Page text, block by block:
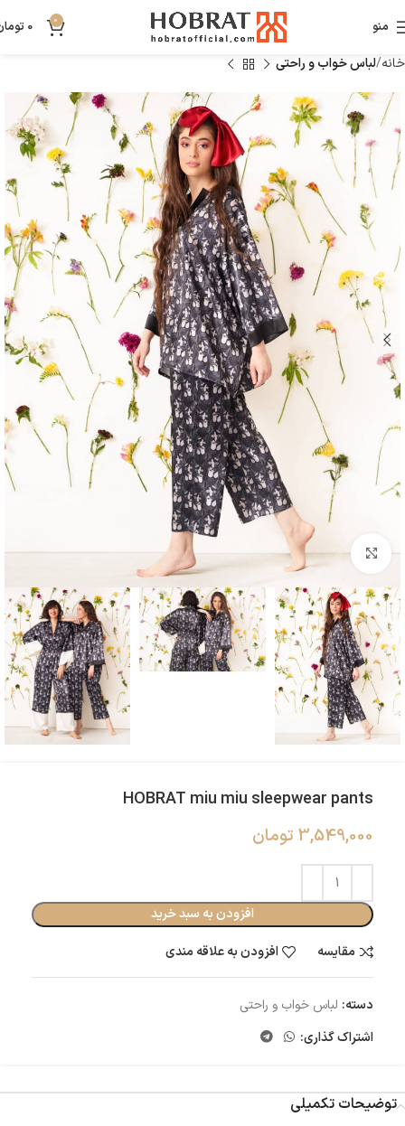
منو 0
0
خانه لباس خواب و راحتی
بزرگنمایی تصویر
HOBRAT miu miu sleepwear pants
3,549,000 تومان
افزودن به سبد خرید
مقایسه
افزودن به علاقه مندی
دسته: لباس خواب و راحتی
اشتراک گذاری:
توضیحات تکمیلی